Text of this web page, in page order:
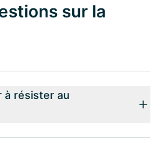
sur la
à résister au